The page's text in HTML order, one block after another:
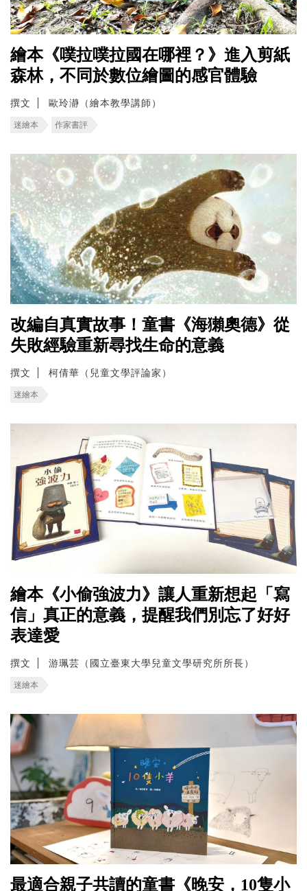
繪本《噗拉噗拉國在哪裡？》進入剪紙
森林，不同於數位繪圖的感官體驗
撰文 歐玲瀞（繪本教學講師）
迷繪本 作家書評
改編自真實故事！童書《海獺奧德》從
失敗經驗重新尋找生命的意義
撰文 柯倩華（兒童文學評論家）
迷繪本
繪本《小偷強波力》讓人重新想起「寫
信」真正的意義，提醒我們別忘了好好
表達愛
撰文 游珮芸（國立臺東大學兒童文學研究所所長）
迷繪本
最適合親子共讀的童書《晚安，10隻小